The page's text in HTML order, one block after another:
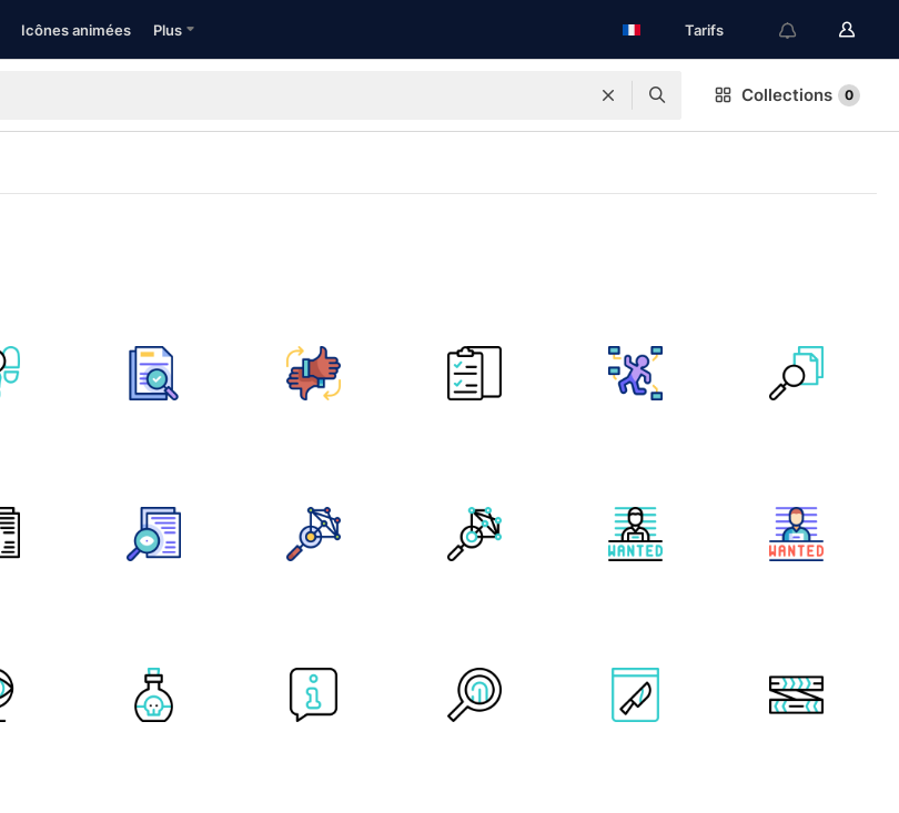
Icônes animées Plus Tarifs
Collections 0